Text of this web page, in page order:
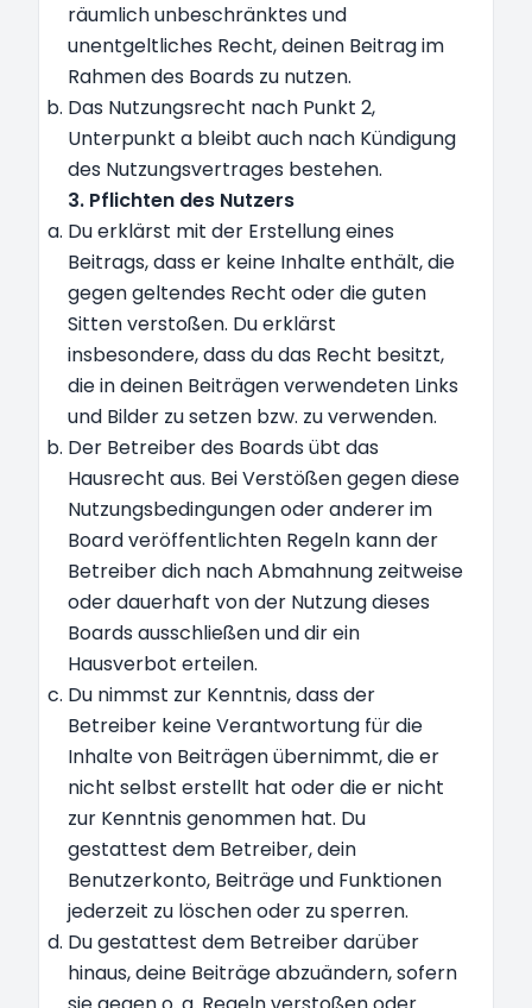
räumlich unbeschränktes und
unentgeltliches Recht, deinen Beitrag im
Rahmen des Boards zu nutzen.
Das Nutzungsrecht nach Punkt 2,
Unterpunkt a bleibt auch nach Kündigung
des Nutzungsvertrages bestehen.
3. Pflichten des Nutzers
Du erklärst mit der Erstellung eines
Beitrags, dass er keine Inhalte enthält, die
gegen geltendes Recht oder die guten
Sitten verstoßen. Du erklärst
insbesondere, dass du das Recht besitzt,
die in deinen Beiträgen verwendeten Links
und Bilder zu setzen bzw. zu verwenden.
Der Betreiber des Boards übt das
Hausrecht aus. Bei Verstößen gegen diese
Nutzungsbedingungen oder anderer im
Board veröffentlichten Regeln kann der
Betreiber dich nach Abmahnung zeitweise
oder dauerhaft von der Nutzung dieses
Boards ausschließen und dir ein
Hausverbot erteilen.
Du nimmst zur Kenntnis, dass der
Betreiber keine Verantwortung für die
Inhalte von Beiträgen übernimmt, die er
nicht selbst erstellt hat oder die er nicht
zur Kenntnis genommen hat. Du
gestattest dem Betreiber, dein
Benutzerkonto, Beiträge und Funktionen
jederzeit zu löschen oder zu sperren.
Du gestattest dem Betreiber darüber
hinaus, deine Beiträge abzuändern, sofern